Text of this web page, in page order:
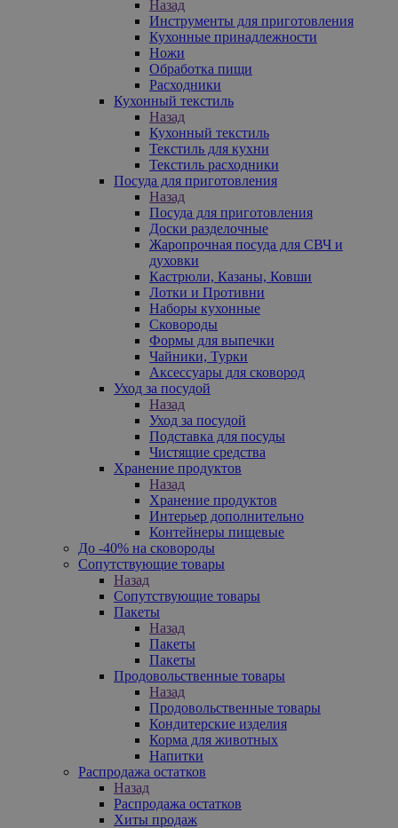
Назад
Инструменты для приготовления
Кухонные принадлежности
Ножи
Обработка пищи
Расходники
Кухонный текстиль
Назад
Кухонный текстиль
Текстиль для кухни
Текстиль расходники
Посуда для приготовления
Назад
Посуда для приготовления
Доски разделочные
Жаропрочная посуда для СВЧ и
духовки
Кастрюли, Казаны, Ковши
Лотки и Противни
Наборы кухонные
Сковороды
Формы для выпечки
Чайники, Турки
Аксессуары для сковород
Уход за посудой
Назад
Уход за посудой
Подставка для посуды
Чистящие средства
Хранение продуктов
Назад
Хранение продуктов
Интерьер дополнительно
Контейнеры пищевые
До -40% на сковороды
Сопутствующие товары
Назад
Сопутствующие товары
Пакеты
Назад
Пакеты
Пакеты
Продовольственные товары
Назад
Продовольственные товары
Кондитерские изделия
Корма для животных
Напитки
Распродажа остатков
Назад
Распродажа остатков
Хиты продаж